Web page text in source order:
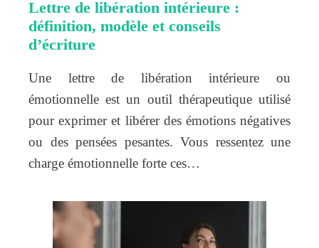
Lettre de libération intérieure :
définition, modèle et conseils
d’écriture
Une lettre de libération intérieure ou
émotionnelle est un outil thérapeutique utilisé
pour exprimer et libérer des émotions négatives
ou des pensées pesantes. Vous ressentez une
charge émotionnelle forte ces…